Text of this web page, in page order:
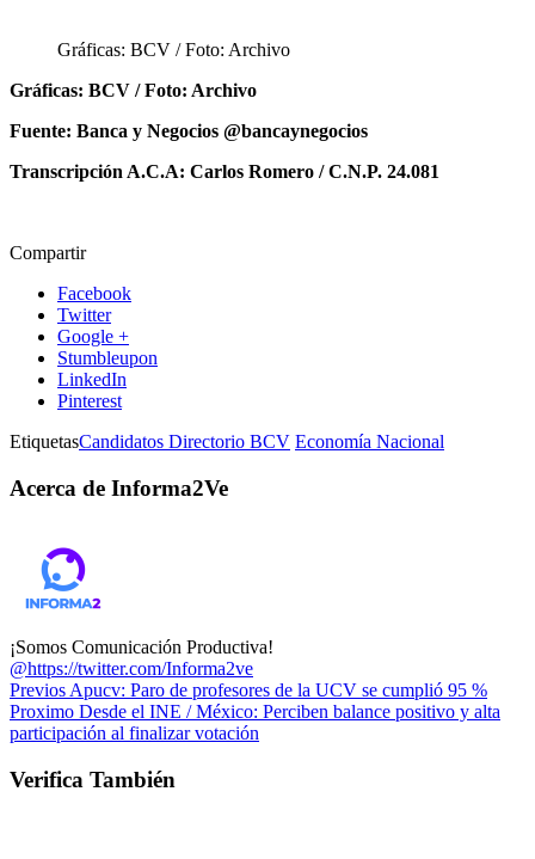
Gráficas: BCV / Foto: Archivo
Gráficas: BCV / Foto: Archivo
Fuente: Banca y Negocios @bancaynegocios
Transcripción A.C.A: Carlos Romero / C.N.P. 24.081
Compartir
Facebook
Twitter
Google +
Stumbleupon
LinkedIn
Pinterest
EtiquetasCandidatos Directorio BCV Economía Nacional
Acerca de Informa2Ve
¡Somos Comunicación Productiva!
@https://twitter.com/Informa2ve
Previos Apucv: Paro de profesores de la UCV se cumplió 95 %
Proximo Desde el INE / México: Perciben balance positivo y alta
participación al finalizar votación
Verifica También